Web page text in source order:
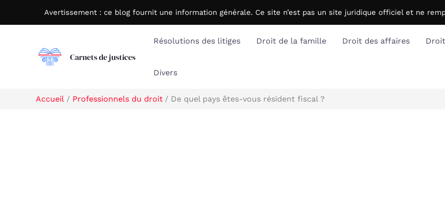
Avertissement : ce blog fournit une information générale. Ce site n’est pas un site juridique officiel et ne
Carnets de justices
Résolutions des litiges Droit de la famille Droit des affaires
Divers
Accueil Professionnels du droit De quel pays êtes-vous résident fiscal ?